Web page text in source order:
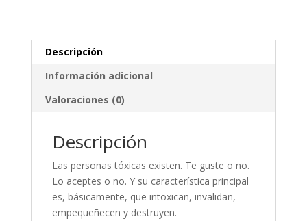
Descripción
Información adicional
Valoraciones (0)
Descripción
Las personas tóxicas existen. Te guste o no.
Lo aceptes o no. Y su característica principal
es, básicamente, que intoxican, invalidan,
empequeñecen y destruyen.